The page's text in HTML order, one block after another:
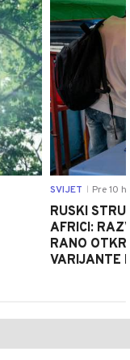
SVIJET Pre 10 h
RUSKI
AFRICI:
RANO
VARIJANTE